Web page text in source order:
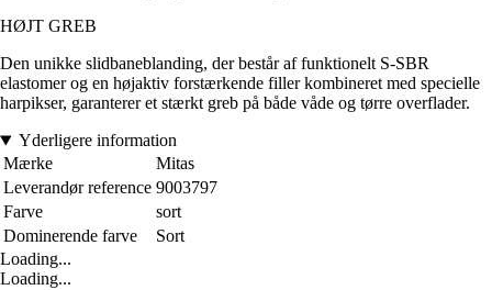
HØJT GREB
Den unikke slidbaneblanding, der består af funktionelt S-SBR
elastomer og en højaktiv forstærkende filler kombineret med specielle
harpikser, garanterer et stærkt greb på både våde og tørre overflader.
Yderligere information
Mærke
Mitas
Leverandør reference 9003797
Farve
sort
Dominerende farve
Sort
Loading...
Loading...